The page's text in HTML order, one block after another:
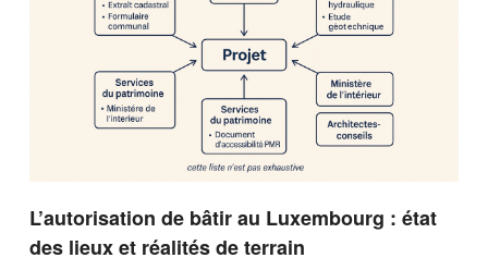
L’autorisation de bâtir au Luxembourg : état
des lieux et réalités de terrain